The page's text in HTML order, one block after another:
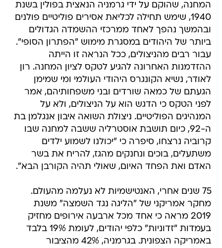
המחנה, שהוקם על ידי גרמניה הנאצית בפולין בשנת
1940, שימש תחילה לכליאת אסירים פוליטיים פולנים
ובהמשך נהפך לאחד ממרכזי ההשמדה הגדולים
ביותר של היהודים במסגרת מימוש "הפתרון הסופי".
עבור רבים מהניצולים, ככל הנראה זו הייתה
ההזדמנות האחרונה להגיע לטקס לציון המחנה. רון
לאודר, נשיא הקונגרס היהודי העולמי ומי שמימן
הגעתם של כמאה שורדים ובני משפחותיהם, אמר
לפני הטקס כי הדגש הוא על הניצולים, ולא על
המנהיגים הפוליטיים. ניצולת השואה איבון אנגלמן בת
ה-92, כיום תושבת אוסטרליה ששבה למחנה שבו
קרוביה נרצחו, סיפרה כי "יכולנו לשמוע ילדים
משתעלים, בוכים ונחנקים מהגז, להריח את בשר
האדם ואת הפחד האיום, שאולי תהיה הקורבן הבא".
75 שנים אחרי, האנטישמיות לא נעלמה מהעולם.
מחקר אמריקני של "הליגה נגד השמצה" משנת
2019 מראה כי אחד מכל ארבעה אירופים מחזיק
בעמדות "זדוניות" כלפי יהודים, לעומת 19% בלבד
באמריקה הצפונית. בגרמניה, 42% מהציבור